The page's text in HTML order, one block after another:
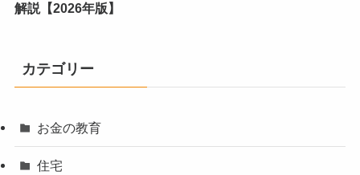
解説【2026年版】
カテゴリー
お金の教育
住宅